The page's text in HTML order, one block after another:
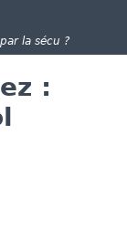
la sécu ?
: